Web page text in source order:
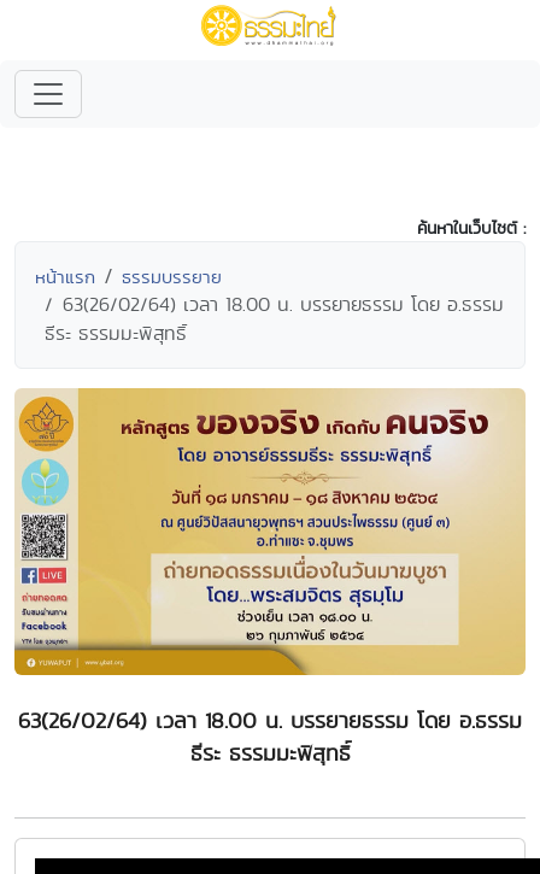
ค้นหาในเว็บไซต์ :
หน้าแรก ธรรมบรรยาย
63(26/02/64) เวลา 18.00 น. บรรยายธรรม โดย อ.ธรรม
ธีระ ธรรมมะพิสุทธิ์
63(26/02/64) เวลา 18.00 น. บรรยายธรรม โดย อ.ธรรม
ธีระ ธรรมมะพิสุทธิ์